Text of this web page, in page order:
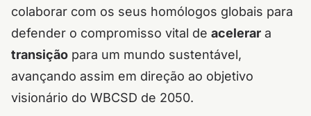
colaborar com os seus homólogos globais para
defender o compromisso vital de acelerar a
transição para um mundo sustentável,
avançando assim em direção ao objetivo
visionário do WBCSD de 2050.